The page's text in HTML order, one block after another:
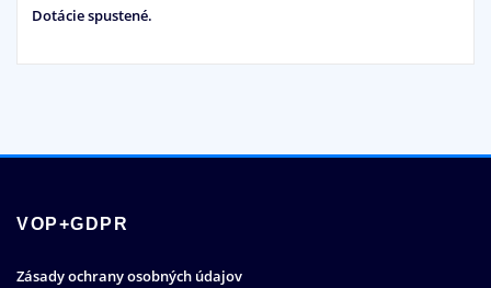
Dotácie spustené.
VOP+GDPR
Zásady ochrany osobných údajov